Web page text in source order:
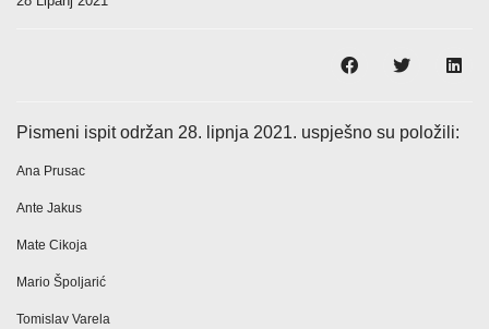
Pismeni ispit održan 28. lipnja 2021. uspješno su položili:
Ana Prusac
Ante Jakus
Mate Cikoja
Mario Špoljarić
Tomislav Varela